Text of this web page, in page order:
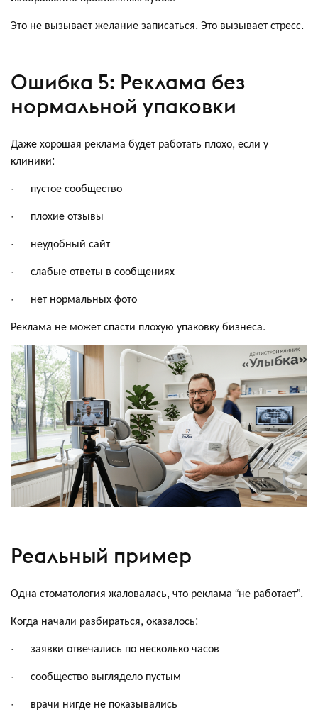
Это не вызывает желание записаться. Это вызывает стресс.
Ошибка 5: Реклама без
нормальной упаковки
Даже хорошая реклама будет работать плохо, если у
клиники:
· пустое сообщество
· плохие отзывы
· неудобный сайт
· слабые ответы в сообщениях
· нет нормальных фото
Реклама не может спасти плохую упаковку бизнеса.
Реальный пример
Одна стоматология жаловалась, что реклама “не работает”.
Когда начали разбираться, оказалось:
· заявки отвечались по несколько часов
· сообщество выглядело пустым
· врачи нигде не показывались